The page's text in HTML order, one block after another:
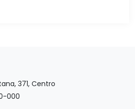
371, Centro
000